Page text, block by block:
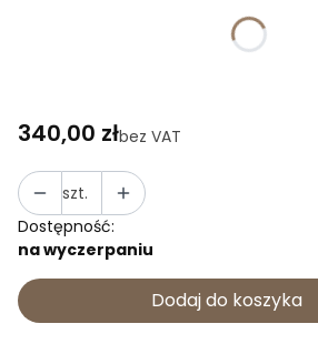
Cena
340,00 złbez VAT
szt.
Dostępność:
na wyczerpaniu
Dodaj do koszyka